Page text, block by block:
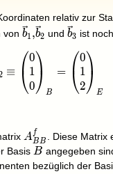
relativ zur
von\vec
b_2
b1 ,b2 und\vec
b3 ist
≡ ⎝
⎛0
1
0⎠
⎞
B
= ⎝
⎛0
1
2⎠
⎞
E
A_{BB}^f
ABB
f
. Diese
Basis B
B angegeben
bezüglich der